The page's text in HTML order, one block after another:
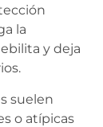
la
y deja
suelen
o atípicas